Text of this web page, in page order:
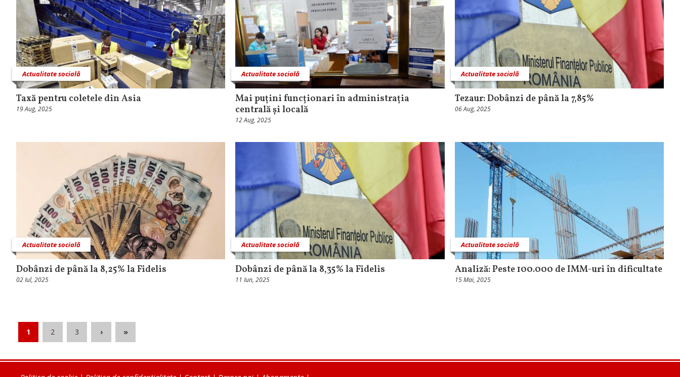
Actualitate socială
Taxă pentru coletele din Asia
19 Aug, 2025
Actualitate socială
Mai puțini funcționari în administrația
centrală și locală
12 Aug, 2025
Actualitate socială
Tezaur: Dobânzi de până la 7,85%
06 Aug, 2025
Actualitate socială
Dobânzi de până la 8,25% la Fidelis
02 Iul, 2025
Actualitate socială
Dobânzi de până la 8,35% la Fidelis
11 Iun, 2025
Actualitate socială
Analiză: Peste 100.000 de IMM-uri în dificultate
15 Mai, 2025
1 2 3 › »